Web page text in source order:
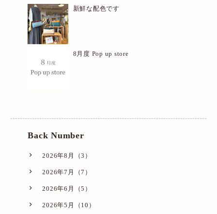
新鮮な配色です
8月度 Pop up store
Back Number
2026年8月（3）
2026年7月（7）
2026年6月（5）
2026年5月（10）